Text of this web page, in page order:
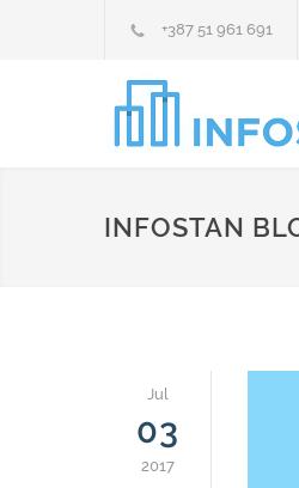
+387 51 961 691
INFOSTAN
Jul
03
2017